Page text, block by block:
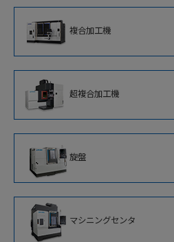
5軸制御立形マシニングセンタ
5軸制御横形マシニングセンタ
5軸制御大型マシニングセンタ
5軸制御高速ブレード加工専用機
複合加工機
複合加工機
5軸制御立形複合加工機
立形複合加工機
門形複合加工機
超複合加工機
超複合加工機
旋盤
1サドルCNC旋盤
対向主軸ターニングセンタ
マシニングセンタ